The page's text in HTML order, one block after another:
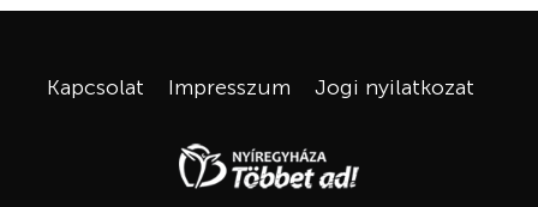
Kapcsolat Impresszum Jogi nyilatkozat